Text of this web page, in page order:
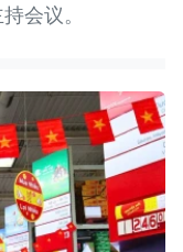
会议。